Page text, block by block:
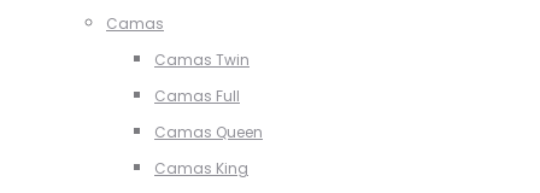
Camas
Camas Twin
Camas Full
Camas Queen
Camas King